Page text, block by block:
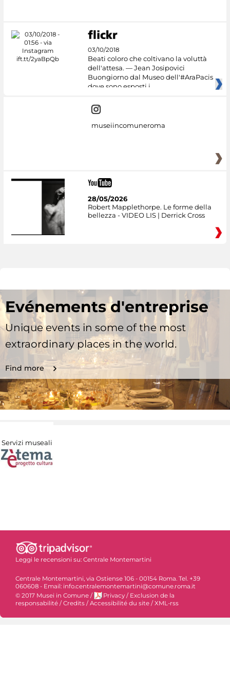
03/10/2018
Beati coloro che coltivano la voluttà
dell'attesa. — Jean Josipovici
Buongiorno dal Museo dell'#AraPacis
dove sono esposti i
museiincomuneroma
28/05/2026
Robert Mapplethorpe. Le forme della
bellezza - VIDEO LIS | Derrick Cross
Evénements d'entreprise
Unique events in some of the most
extraordinary places in the world.
Find more
Servizi museali
Leggi le recensioni su: Centrale Montemartini
Centrale Montemartini, via Ostiense 106 - 00154 Roma. Tel. +39
060608 - Email: info.centralemontemartini@comune.roma.it
© 2017 Musei in Comune / Privacy / Exclusion de la
responsabilité /Credits /Accessibilité du site /XML-rss